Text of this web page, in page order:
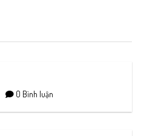
0 Bình luận